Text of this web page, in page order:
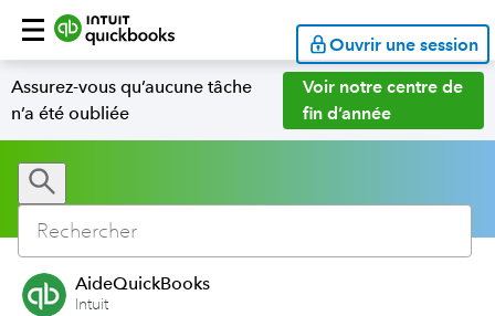
Ouvrir une session
Assurez-vous qu’aucune tâche
n’a été oubliée
Voir notre centre de
fin d’année
AideQuickBooks
Intuit